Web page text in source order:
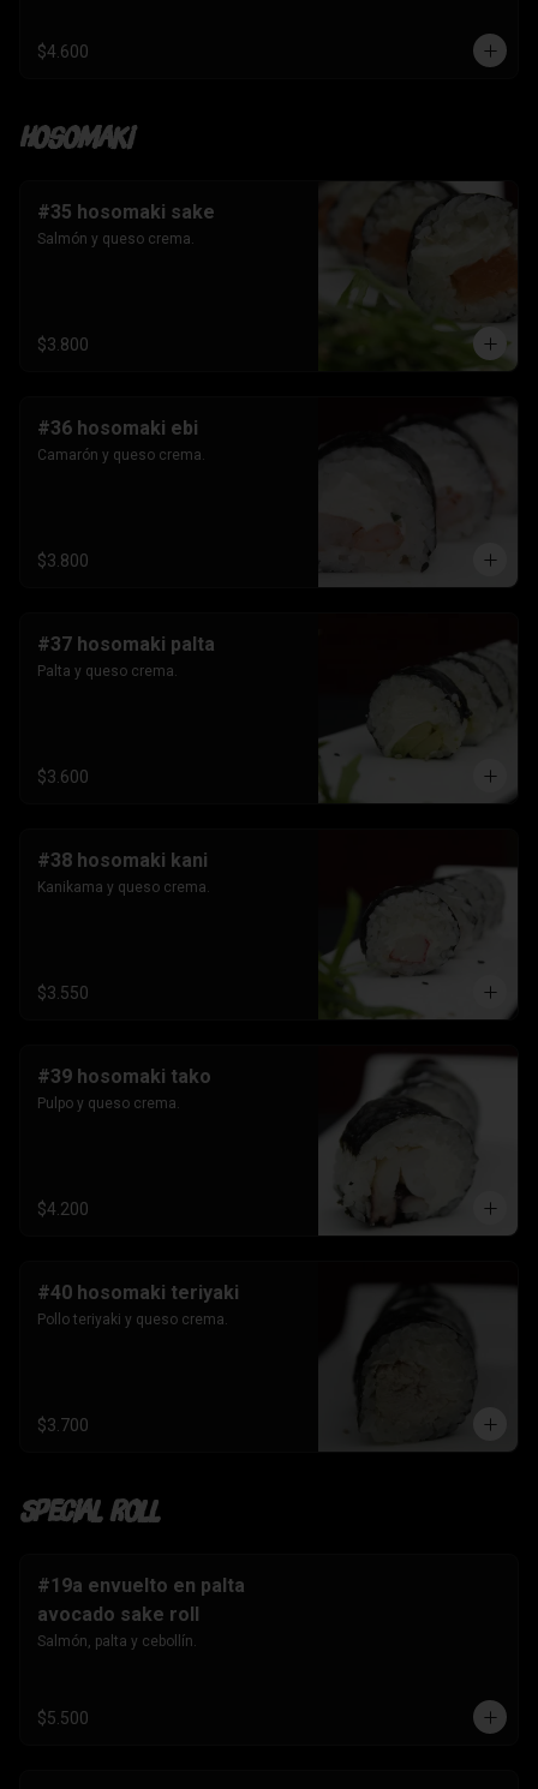
$4.600
Hosomaki
#35 hosomaki sake
Salmón y queso crema.
$3.800
#36 hosomaki ebi
Camarón y queso crema.
$3.800
#37 hosomaki palta
Palta y queso crema.
$3.600
#38 hosomaki kani
Kanikama y queso crema.
$3.550
#39 hosomaki tako
Pulpo y queso crema.
$4.200
#40 hosomaki teriyaki
Pollo teriyaki y queso crema.
$3.700
Special Roll
#19a envuelto en palta
avocado sake roll
Salmón, palta y cebollín.
$5.500